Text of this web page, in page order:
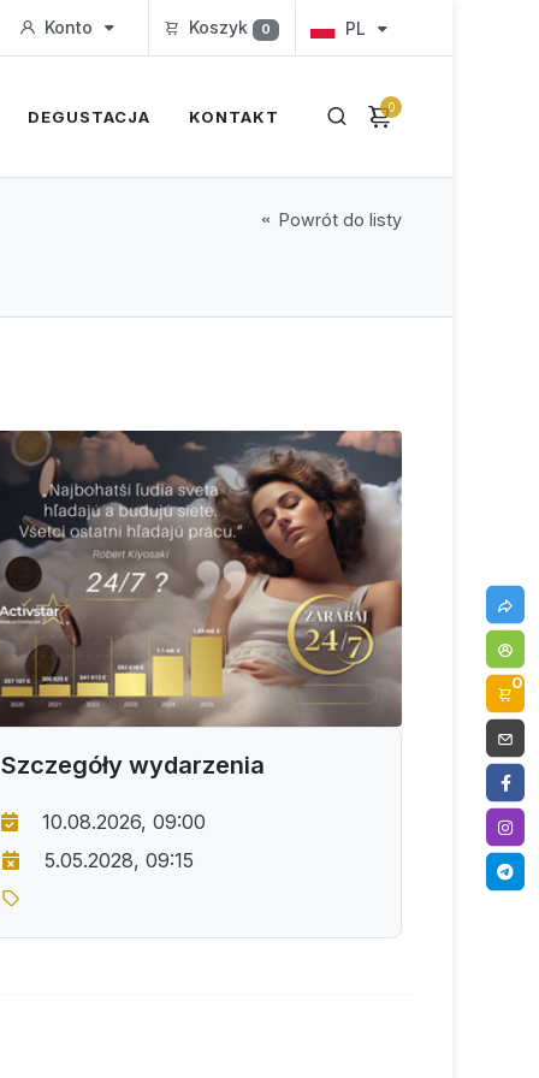
Konto Koszyk 0 PL
0
DEGUSTACJA KONTAKT
Powrót do listy
Szczegóły wydarzenia
10.08.2026, 09:00
5.05.2028, 09:15
0